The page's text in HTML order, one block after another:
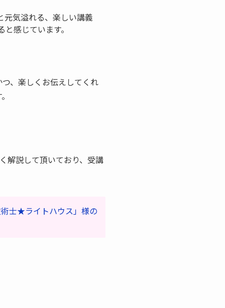
元気溢れる、楽しい講義
感じています。
、楽しくお伝えしてくれ
解説して頂いており、受講
士★ライトハウス」様の